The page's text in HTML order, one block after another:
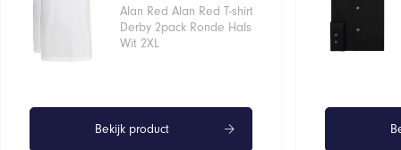
was:
€29,95.
is:
€23,96.
Alan Red Alan Red T-shirt
Derby 2pack Ronde Hals
Wit 2XL
Bekijk product